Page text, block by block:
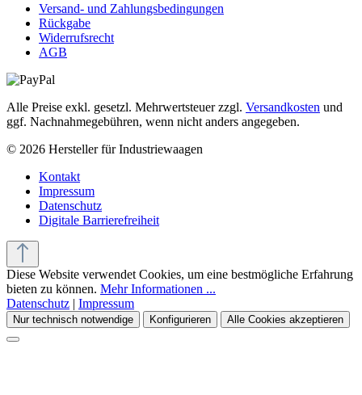
Versand- und Zahlungsbedingungen
Rückgabe
Widerrufsrecht
AGB
Alle Preise exkl. gesetzl. Mehrwertsteuer zzgl. Versandkosten und
ggf. Nachnahmegebühren, wenn nicht anders angegeben.
© 2026 Hersteller für Industriewaagen
Kontakt
Impressum
Datenschutz
Digitale Barrierefreiheit
Diese Website verwendet Cookies, um eine bestmögliche Erfahrung
bieten zu können. Mehr Informationen ...
Datenschutz | Impressum
Nur technisch notwendige Konfigurieren Alle Cookies akzeptieren